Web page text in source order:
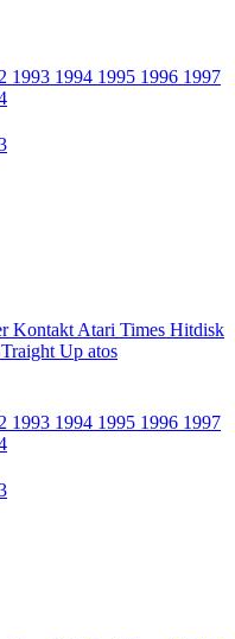
1993 1994 1995 1996 1997
Kontakt Atari Times Hitdisk
Up atos
1993 1994 1995 1996 1997